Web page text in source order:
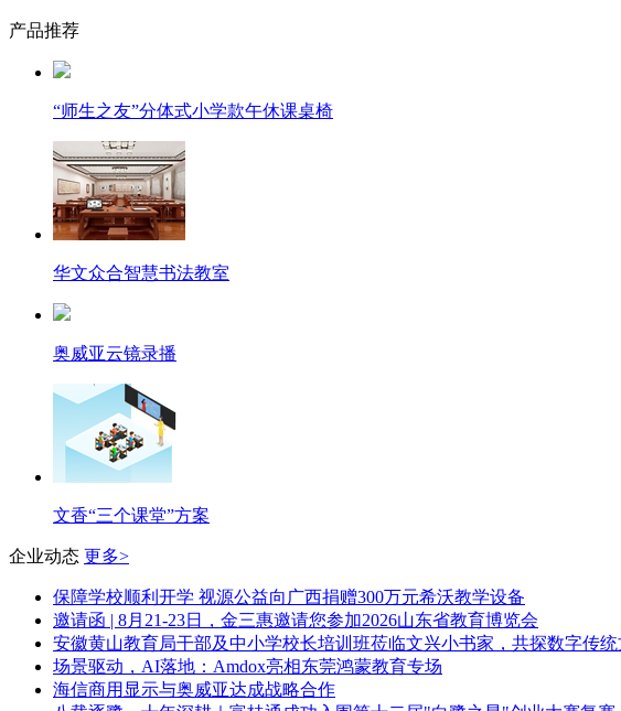
产品推荐
“师生之友”分体式小学款午休课桌椅
华文众合智慧书法教室
奥威亚云镜录播
文香“三个课堂”方案
企业动态 更多>
保障学校顺利开学 视源公益向广西捐赠300万元希沃教学设备
邀请函 | 8月21-23日，金三惠邀请您参加2026山东省教育博览会
安徽黄山教育局干部及中小学校长培训班莅临文兴小书家，共探数字传
场景驱动，AI落地：Amdox亮相东莞鸿蒙教育专场
海信商用显示与奥威亚达成战略合作